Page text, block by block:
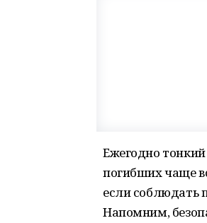
Ежегодно
погибших чаще
если соблюдать
Напомним,